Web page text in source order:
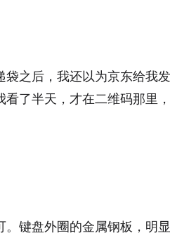
之后，我还以为京东给我
看了半天，才在二维码那里
键盘外圈的金属钢板，明